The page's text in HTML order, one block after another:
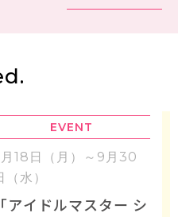
EVENT
18日（月）～9月30
（水）
「アイドルマスター シ